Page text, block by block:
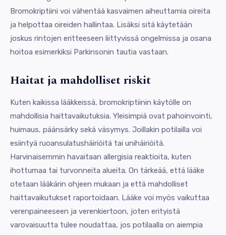
Bromokriptiini voi vähentää kasvaimen aiheuttamia oireita
ja helpottaa oireiden hallintaa. Lisäksi sitä käytetään
joskus rintojen eritteeseen liittyvissä ongelmissa ja osana
hoitoa esimerkiksi Parkinsonin tautia vastaan.
Haitat ja mahdolliset riskit
Kuten kaikissa lääkkeissä, bromokriptiinin käytölle on
mahdollisia haittavaikutuksia. Yleisimpiä ovat pahoinvointi,
huimaus, päänsärky sekä väsymys. Joillakin potilailla voi
esiintyä ruoansulatushäiriöitä tai unihäiriöitä.
Harvinaisemmin havaitaan allergisia reaktioita, kuten
ihottumaa tai turvonneita alueita. On tärkeää, että lääke
otetaan lääkärin ohjeen mukaan ja että mahdolliset
haittavaikutukset raportoidaan. Lääke voi myös vaikuttaa
verenpaineeseen ja verenkiertoon, joten erityistä
varovaisuutta tulee noudattaa, jos potilaalla on aiempia